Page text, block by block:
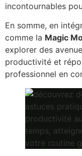
incontournables
En somme, en
comme la Magic
explorer des
productivité et
professionnel en